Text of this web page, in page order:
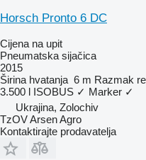
Horsch Pronto 6 DC
Cijena na upit
Pneumatska sijačica
2015
Širina hvatanja 6 m Razmak
3.500 l ISOBUS ✓ Marker ✓
Ukrajina, Zolochiv
TzOV Arsen Agro
Kontaktirajte prodavatelja